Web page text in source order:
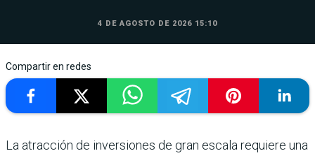
4 DE AGOSTO DE 2026 15:10
Compartir en redes
La atracción de inversiones de gran escala requiere una